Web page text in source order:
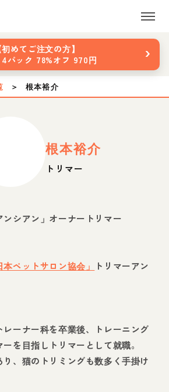
初めてご注文の方】
パック 78%オフ 970円
›
＞ 根本裕介
根本裕介
トリマー
シアン」オーナートリマー
ペットサロン協会」
トリマーアン
ーナー科を卒業後、トレーニング
を目指しトリマーとして就職。
、猫のトリミングも数多く手掛け